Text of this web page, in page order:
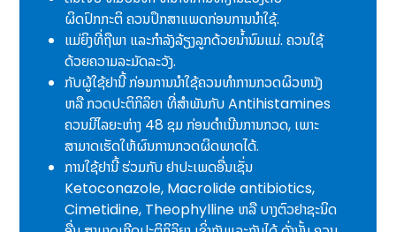
ຜິດປົກກະຕິ ຄວນປຶກສາແພດກ່ອນການນໍາໃຊ້.
ແມ່ຍິງທີ່ຖືພາ ແລະກຳລັງລ້ຽງລູກດ້ວຍນ້ຳນົມແມ່. ຄວນໃຊ້
ດ້ວຍຄວາມລະມັດລະວັງ.
ກັບຜູ້ໃຊ້ຢານີ້ ກ່ອນການນຳໃຊ້ຄວນທຳການກວດຜິວຫນັງ
ຫລື ກວດປະຕິກິລິຍາ ທີ່ສຳພັນກັບ Antihistamines
ຄວນມີໄລຍະຫ່າງ 48 ຊມ ກ່ອນດຳເນີນການກວດ, ເພາະ
ສາມາດເຮັດໃຫ້ຜົນການກວດຜິດພາດໄດ້.
ການໃຊ້ຢານີ້ ຮ່ວມກັບ ຢາປະເພດອື່ນເຊັ່ນ
Ketoconazole, Macrolide antibiotics,
Cimetidine, Theophylline ຫລື ບາງຕົວຢາຊະນິດ